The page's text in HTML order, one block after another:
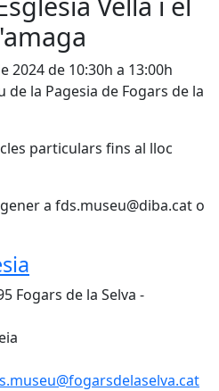
2024 de 10:30h a 13:00h
la Pagesia de Fogars de la
particulars fins al lloc
a fds.museu@diba.cat o
Fogars de la Selva -